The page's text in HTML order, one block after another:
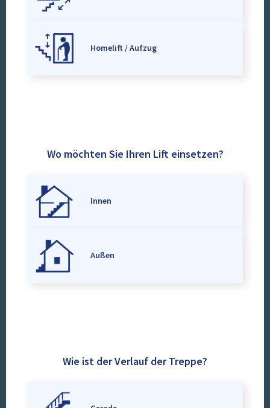
Homelift / Aufzug
Wo möchten Sie Ihren Lift einsetzen?
Innen
Außen
Wie ist der Verlauf der Treppe?